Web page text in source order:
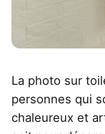
La photo sur
personnes qui
chaleureux et